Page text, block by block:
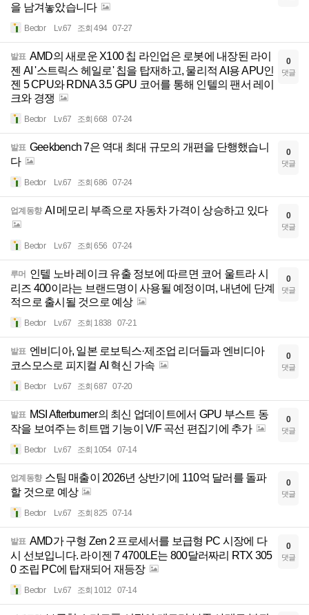
을 남겨놓았습니다
Bector Lv.67 조회 494 07-27
발표 AMD의 새로운 X100 칩 라인업은 로봇에 내장된 라이
젠 AI '스트릭스 헤일로' 칩을 탑재하고, 물리적 AI용 APU인
젠 5 CPU와 RDNA 3.5 GPU 코어를 통해 인텔의 팬서 레이
크와 경쟁
Bector Lv.67 조회 668 07-24
0
댓글
발표 Geekbench 7은 역대 최대 규모의 개편을 단행했습니
다
Bector Lv.67 조회 686 07-24
0
댓글
업계동향 AI 메모리 부족으로 자동차 가격이 상승하고 있다
Bector Lv.67 조회 656 07-24
0
댓글
루머 인텔 노바 레이크 유출 정보에 따르면 코어 울트라 시
리즈 400이라는 브랜드명이 사용될 예정이며, 내년에 단계
적으로 출시될 것으로 예상
Bector Lv.67 조회 1838 07-21
0
댓글
발표 엔비디아, 일본 로보틱스·제조업 리더들과 엔비디아
코스모스로 피지컬 AI 혁신 가속
Bector Lv.67 조회 687 07-20
0
댓글
발표 MSI Afterburner의 최신 업데이트에서 GPU 부스트 동
작을 보여주는 히트맵 기능이 V/F 곡선 편집기에 추가
Bector Lv.67 조회 1054 07-14
0
댓글
업계동향 스팀 매출이 2026년 상반기에 110억 달러를 돌파
할 것으로 예상
Bector Lv.67 조회 825 07-14
0
댓글
발표 AMD가 구형 Zen 2 프로세서를 보급형 PC 시장에 다
시 선보입니다. 라이젠 7 4700LE는 800달러짜리 RTX 305
0 조립 PC에 탑재되어 재등장
Bector Lv.67 조회 1012 07-14
0
댓글